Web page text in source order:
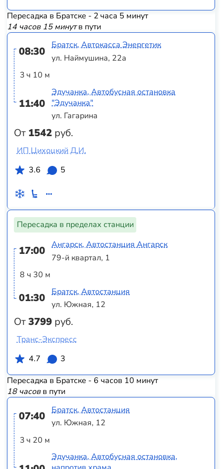
Пересадка в Братске - 2 часа 5 минут
14 часов 15 минутв пути
08:30
3 ч 10 м
11:40
От 1542 руб.
Братск, Автокасса Энергетик
ул. Наймушина, 22а
Эдучанка, Автобусная остановка
"Эдучанка"
ул. Гагарина
ИП Цихоцкий Д.И.
3.6
5
Пересадка в пределах станции
17:00
8 ч 30 м
01:30
От3799 руб.
Ангарск, Автостанция Ангарск
79-й квартал, 1
Братск, Автостанция
ул. Южная, 12
Транс-Экспресс
4.7
3
Пересадка в Братске - 6 часов 10 минут
18 часовв пути
07:40
3 ч 20 м
Братск, Автостанция
ул. Южная, 12
Эдучанка, Автобусная остановка,